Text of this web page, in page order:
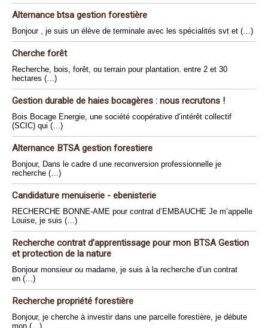
Alternance btsa gestion forestière
Bonjour , je suis un élève de terminale avec les spécialités svt et (…)
Cherche forêt
Recherche, bois, forêt, ou terrain pour plantation. entre 2 et 30
hectares (…)
Gestion durable de haies bocagères : nous recrutons !
Bois Bocage Energie, une société coopérative d’intérêt collectif
(SCIC) qui (…)
Alternance BTSA gestion forestiere
Bonjour, Dans le cadre d une reconversion professionnelle je
recherche (…)
Candidature menuiserie - ebenisterie
RECHERCHE BONNE-AME pour contrat d’EMBAUCHE Je m’appelle
Louise, je suis (…)
Recherche contrat d’apprentissage pour mon BTSA Gestion
et protection de la nature
Bonjour monsieur ou madame, je suis à la recherche d’un contrat
en (…)
Recherche propriété forestière
Bonjour, je cherche à investir dans une parcelle forestière, je débute
mon (…)